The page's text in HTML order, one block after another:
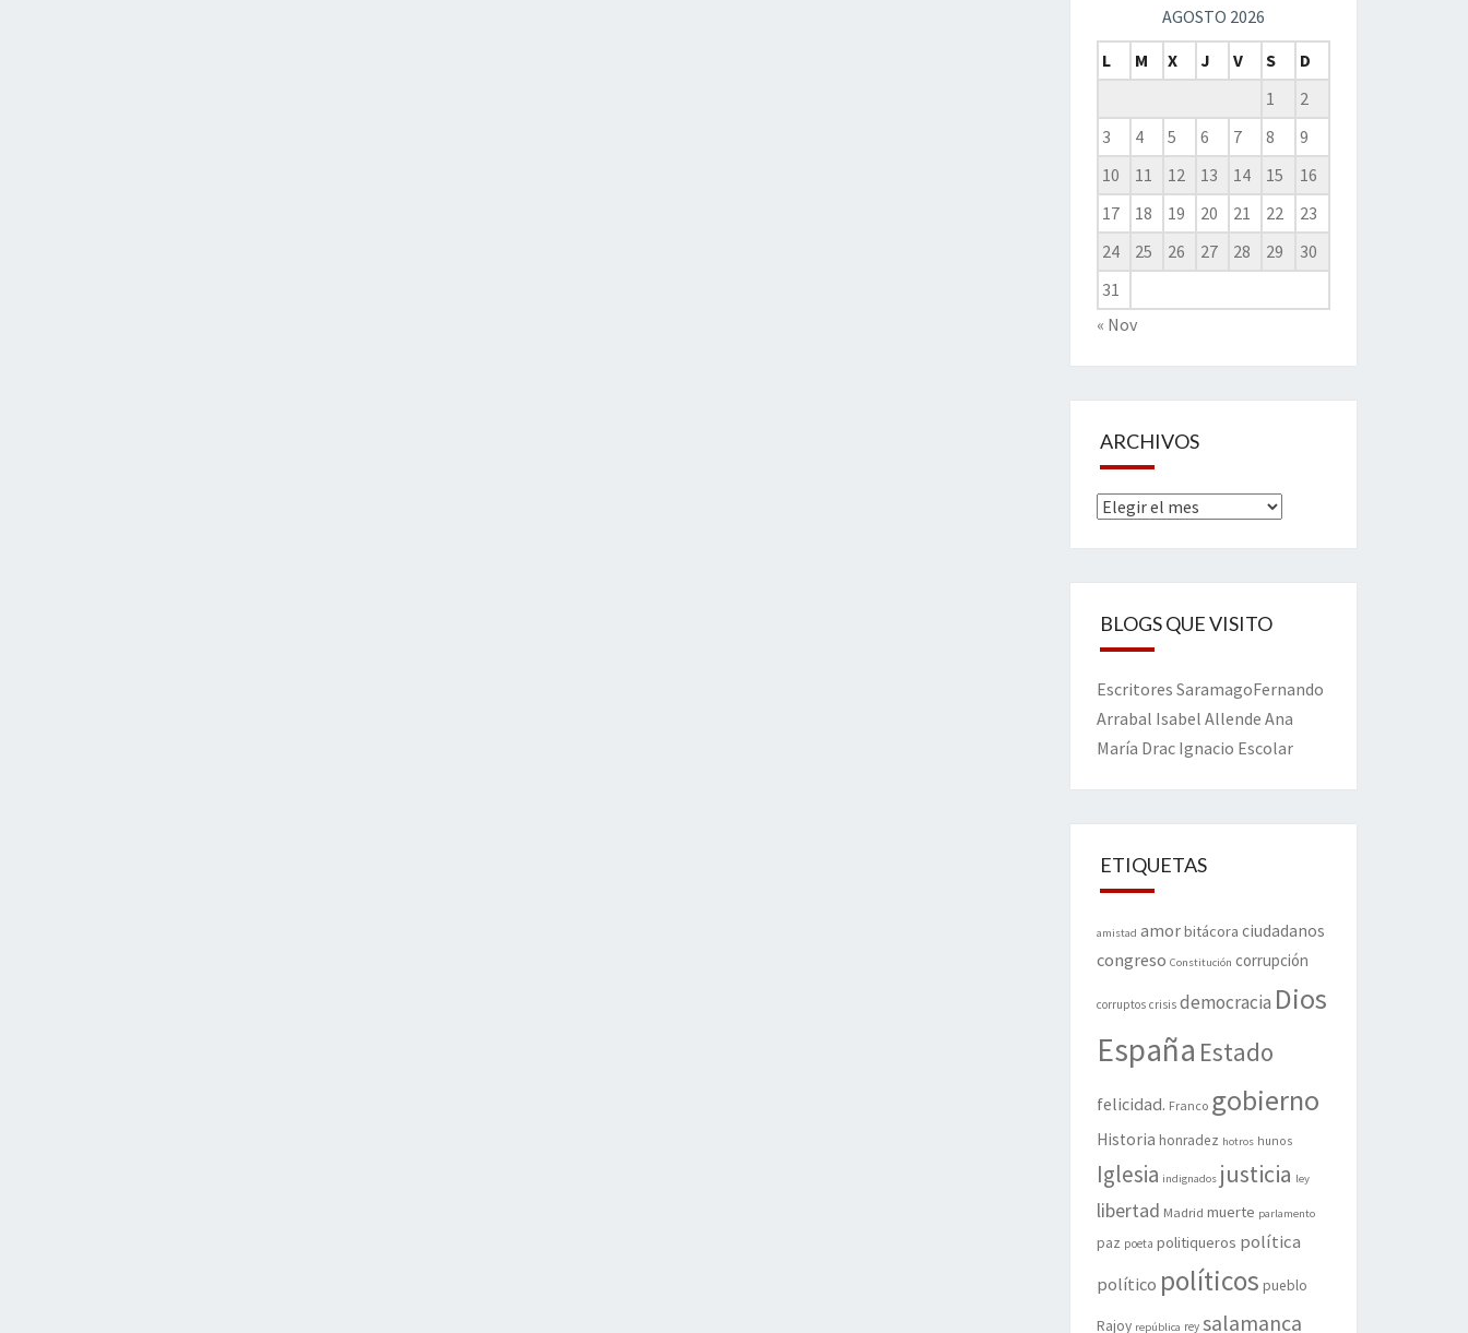
AGOSTO 2026
L
M X J V S
D
1
2
3
4 5 6 7 8
9
10
11 12 13 14 15
16
17
18 19 20 21 22
23
24
25 26 27 28 29
30
31
« Nov
ARCHIVOS
Archivos
BLOGS QUE VISITO
Escritores SaramagoFernando
Arrabal Isabel Allende Ana
María Drac Ignacio Escolar
ETIQUETAS
amistad amorbitácora ciudadanos
congreso Constitución corrupción
corruptos crisis democracia Dios
España Estado
felicidad. Franco gobierno
Historia honradez hotros hunos
Iglesia indignados justicia ley
libertad Madrid muerte parlamento
paz poeta politiqueros política
político políticos pueblo
Rajoy república rey salamanca